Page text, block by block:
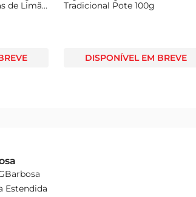
de Limão
Tradicional Pote 100g
DISPONÍVEL EM BREVE
Estendida